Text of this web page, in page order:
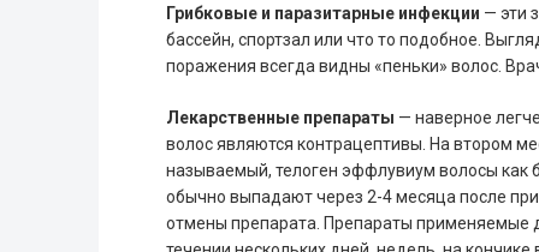
Грибковые и паразитарные инфекции — эти
бассейн, спортзал или что то подобное.
поражения всегда видны «пеньки» волос.
Лекарственные препараты — наверное
волос являются контрацептивы. На втором
называемый, телоген эффлувиум волосы
обычно выпадают через 2-4 месяца после
отмены препарата. Препараты применяемые